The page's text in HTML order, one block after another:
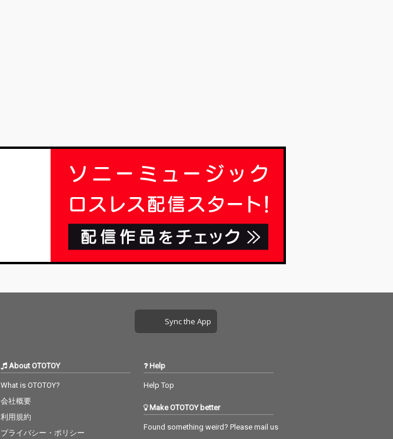
Sync the App
About OTOTOY
What is OTOTOY?
会社概要
利用規約
プライバシー・ポリシー
Help
Help Top
Make OTOTOY better
Found something weird? Please mail us